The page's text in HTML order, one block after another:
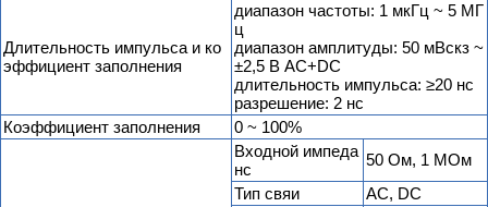
Длительность импульса и ко
эффициент заполнения
диапазон частоты: 1 мкГц ~ 5 МГ
ц
диапазон амплитуды: 50 мВскз ~
±2,5 В AC+DC
длительность импульса: ≥20 нс
разрешение: 2 нс
Коэффициент заполнения
0 ~ 100%
Входной импеда
нс
50 Ом, 1 МОм
Тип свяи
AC, DC